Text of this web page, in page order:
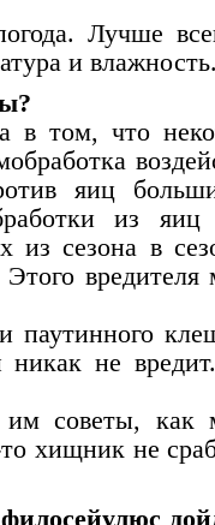
Лучше
и влажность.
в том, что
яиц
из яиц
из сезона в
Этого
паутинного
не
советы, как
хищник не